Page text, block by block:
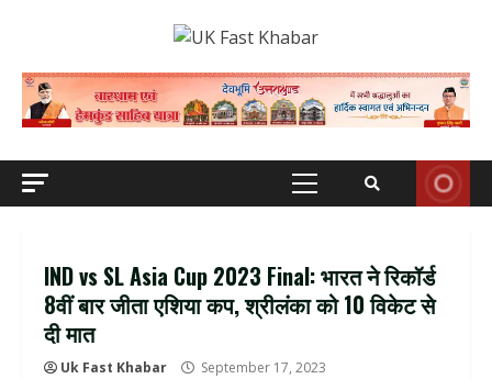
Primary
IND vs SL Asia Cup 2023 Final: भारत ने रिकॉर्ड
8वीं बार जीता एशिया कप, श्रीलंका को 10 विकेट से
दी मात
Uk Fast Khabar September 17, 2023